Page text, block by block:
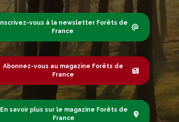
Inscrivez-vous à la newsletter Forêts de
France
Abonnez-vous au magazine Forêts de
France
En savoir plus sur le magazine Forêts de
France